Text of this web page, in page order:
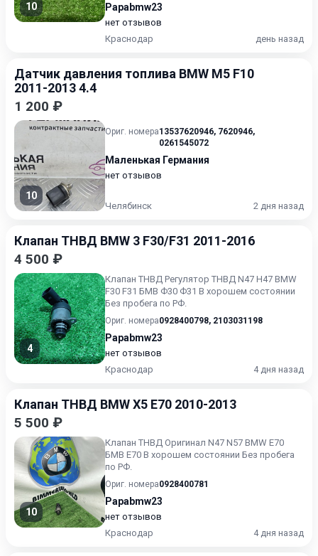
10 Papabmw23
нет отзывов
Краснодар
день назад
Датчик давления топлива BMW M5 F10
2011-2013 4.4
1 200 ₽
10
Ориг. номера13537620946, 7620946,
0261545072
Маленькая Германия
нет отзывов
Челябинск 2 дня назад
Клапан ТНВД BMW 3 F30/F31 2011-2016
4 500 ₽
4
Клапан ТНВД Регулятор ТНВД N47 Н47 BMW
F30 F31 БМВ Ф30 Ф31 В хорошем состоянии
Без пробега по РФ.
Ориг. номера0928400798, 2103031198
Papabmw23
нет отзывов
Краснодар
4 дня назад
Клапан ТНВД BMW X5 E70 2010-2013
5 500 ₽
10
Клапан ТНВД Оригинал N47 N57 BMW E70
БМВ Е70 В хорошем состоянии Без пробега
по РФ.
Ориг. номера0928400781
Papabmw23
нет отзывов
Краснодар
4 дня назад